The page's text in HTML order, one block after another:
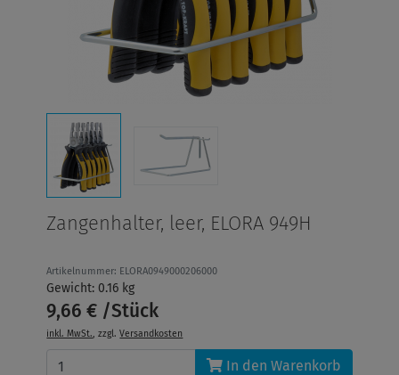
Zangenhalter, leer, ELORA 949H
Artikelnummer: ELORA0949000206000
Gewicht: 0.16 kg
9,66 € /Stück
inkl. MwSt., zzgl.Versandkosten
In den Warenkorb